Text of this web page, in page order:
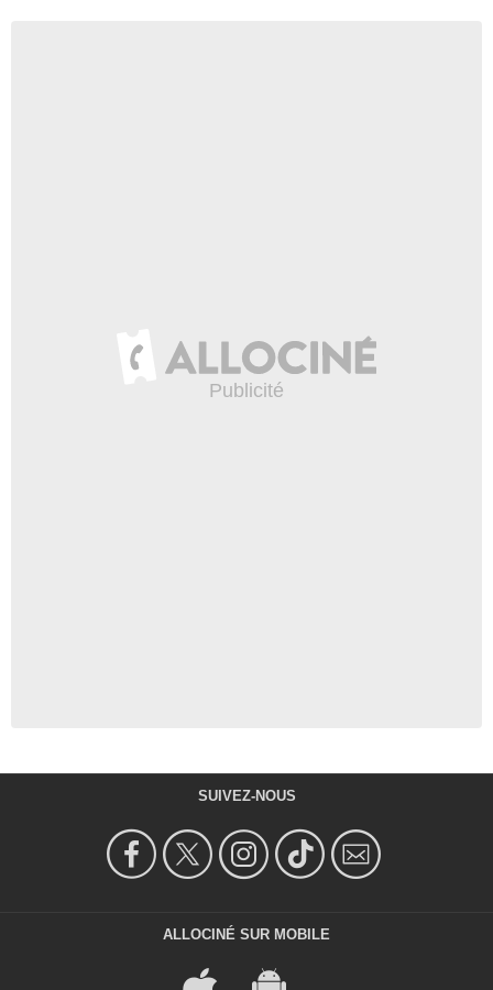
SUIVEZ-NOUS
ALLOCINÉ SUR MOBILE